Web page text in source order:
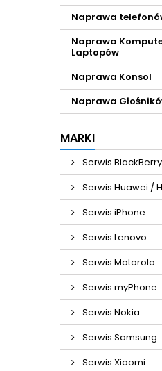
Naprawa
Naprawa
Laptopów
Naprawa Konsol
Naprawa
MARKI
Serwis BlackBerry
Serwis Huawei /
Serwis iPhone
Serwis Lenovo
Serwis Motorola
Serwis myPhone
Serwis Nokia
Serwis Samsung
Serwis Xiaomi